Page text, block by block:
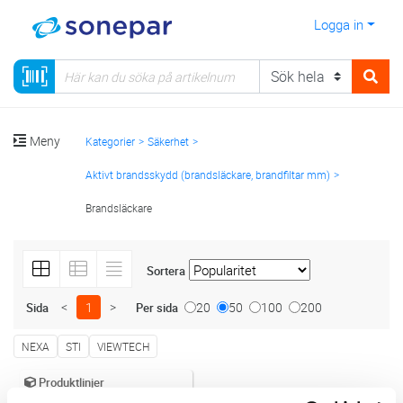
Logga in
Meny Kategorier Säkerhet
Aktivt brandsskydd (brandsläckare, brandfiltar mm)
Brandsläckare
Sortera
Sida < 1 > Per sida 20 50 100 200
NEXA STI VIEWTECH
Produktlinjer